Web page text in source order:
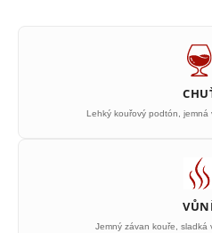
Lehký kouřový podtón, jemná
Jemný závan kouře, sladká